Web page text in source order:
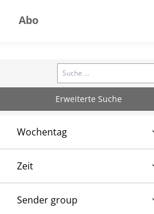
Abo
Search
Erweiterte Suche
Wochentag
Zeit
Sender group